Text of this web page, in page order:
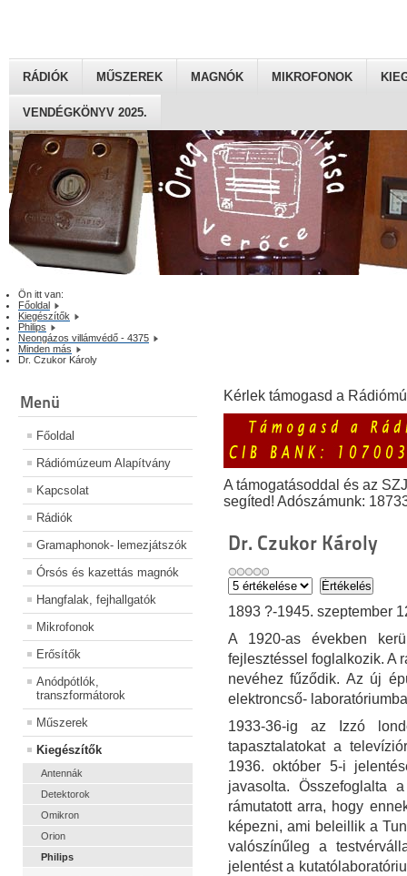
RÁDIÓK MŰSZEREK MAGNÓK MIKROFONOK
VENDÉGKÖNYV 2025.
Ön itt van:
Főoldal
Kiegészítők
Philips
Neongázos villámvédő - 4375
Minden más
Dr. Czukor Károly
Menü
Főoldal
Rádiómúzeum Alapítvány
Kapcsolat
Rádiók
Gramaphonok- lemezjátszók
Órsós és kazettás magnók
Hangfalak, fejhallgatók
Mikrofonok
Erősítők
Anódpótlók,
transzformátorok
Műszerek
Kiegészítők
Antennák
Detektorok
Omikron
Orion
Philips
Kérlek támogasd a
A támogatásoddal és az
segíted! Adószámunk:
Dr. Czukor Károly
1893 ?-1945. szeptember
A 1920-as években
fejlesztéssel foglalkozik. A
nevéhez fűződik. Az új
elektroncső-
1933-36-ig az Izzó
tapasztalatokat a
1936. október 5-i
javasolta. Összefoglalta
rámutatott arra, hogy
képezni, ami beleillik a
valószínűleg a
jelentést a